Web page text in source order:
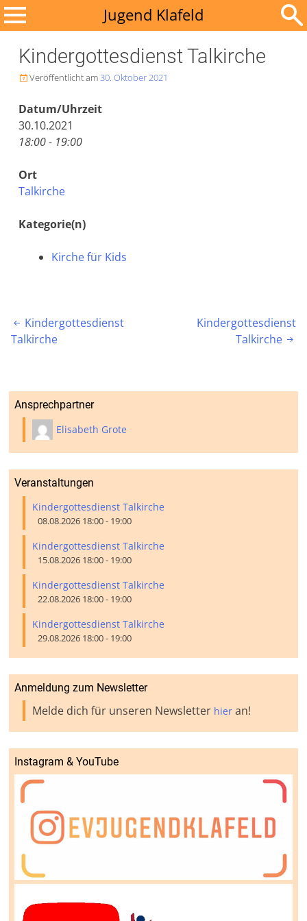
Zum
Inhalt
Jugend Klafeld
nach:Kindergottesdienst Talkirche
Veröffentlicht am30. Oktober 2021
Datum/Uhrzeit
30.10.2021
18:00 - 19:00
Ort
Talkirche
Kategorie(n)
Kirche für Kids
Beitragsnavigation
 Kindergottesdienst
Talkirche
Kindergottesdienst
Talkirche 
Ansprechpartner
Elisabeth Grote
Veranstaltungen
Kindergottesdienst Talkirche
08.08.2026 18:00 - 19:00
Kindergottesdienst Talkirche
15.08.2026 18:00 - 19:00
Kindergottesdienst Talkirche
22.08.2026 18:00 - 19:00
Kindergottesdienst Talkirche
29.08.2026 18:00 - 19:00
Anmeldung zum Newsletter
Melde dich für unseren Newsletter hier an!
Instagram & YouTube